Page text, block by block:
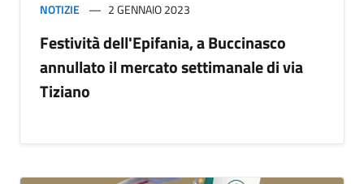
NOTIZIE 2 GENNAIO 2023
Festività dell'Epifania, a Buccinasco
annullato il mercato settimanale di via
Tiziano